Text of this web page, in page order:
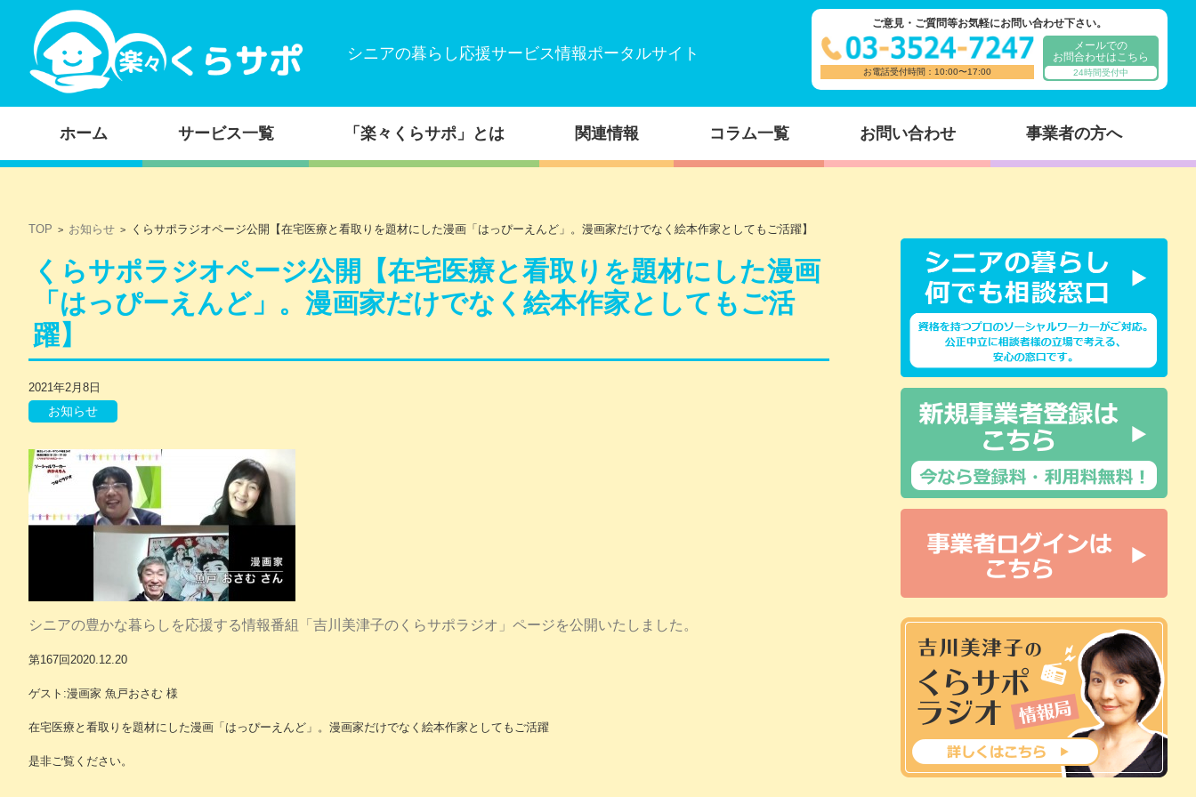
シニアの暮らし応援サービス情報ポータルサイト
ご意見・ご質問等お気軽にお問い合わせ下さい。
お電話受付時間：10:00〜17:00
メールでの
お問合わせはこちら
24時間受付中
コンテンツに移動
ホーム サービス一覧 「楽々くらサポ」とは 関連情報 コラム一覧 お問い合わせ 事業者の方へ
TOP > お知らせ > くらサポラジオページ公開【在宅医療と看取りを題材にした漫画「はっぴーえんど」。漫画家だけでなく絵本作家としてもご活躍】
くらサポラジオページ公開【在宅医療と看取りを題材にした漫画
「はっぴーえんど」。漫画家だけでなく絵本作家としてもご活
躍】
2021年2月8日
お知らせ
シニアの豊かな暮らしを応援する情報番組「吉川美津子のくらサポラジオ」ページを公開いたしました。
第167回2020.12.20
ゲスト:漫画家 魚戸おさむ 様
在宅医療と看取りを題材にした漫画「はっぴーえんど」。漫画家だけでなく絵本作家としてもご活躍
是非ご覧ください。